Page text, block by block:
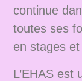
continue
toutes ses
en stages
L’EHAS est